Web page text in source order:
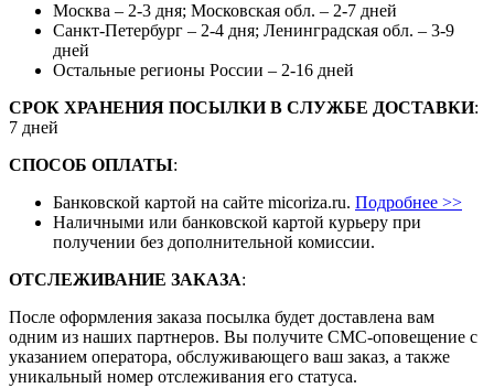
Москва – 2-3 дня; Московская обл. – 2-7 дней
Санкт-Петербург – 2-4 дня; Ленинградская обл. – 3-9
дней
Остальные регионы России – 2-16 дней
СРОК ХРАНЕНИЯ ПОСЫЛКИ В СЛУЖБЕ ДОСТАВКИ:
7 дней
СПОСОБ ОПЛАТЫ:
Банковской картой на сайте micoriza.ru. Подробнее >>
Наличными или банковской картой курьеру при
получении без дополнительной комиссии.
ОТСЛЕЖИВАНИЕ ЗАКАЗА:
После оформления заказа посылка будет доставлена вам
одним из наших партнеров. Вы получите СМС-оповещение с
указанием оператора, обслуживающего ваш заказ, а также
уникальный номер отслеживания его статуса.